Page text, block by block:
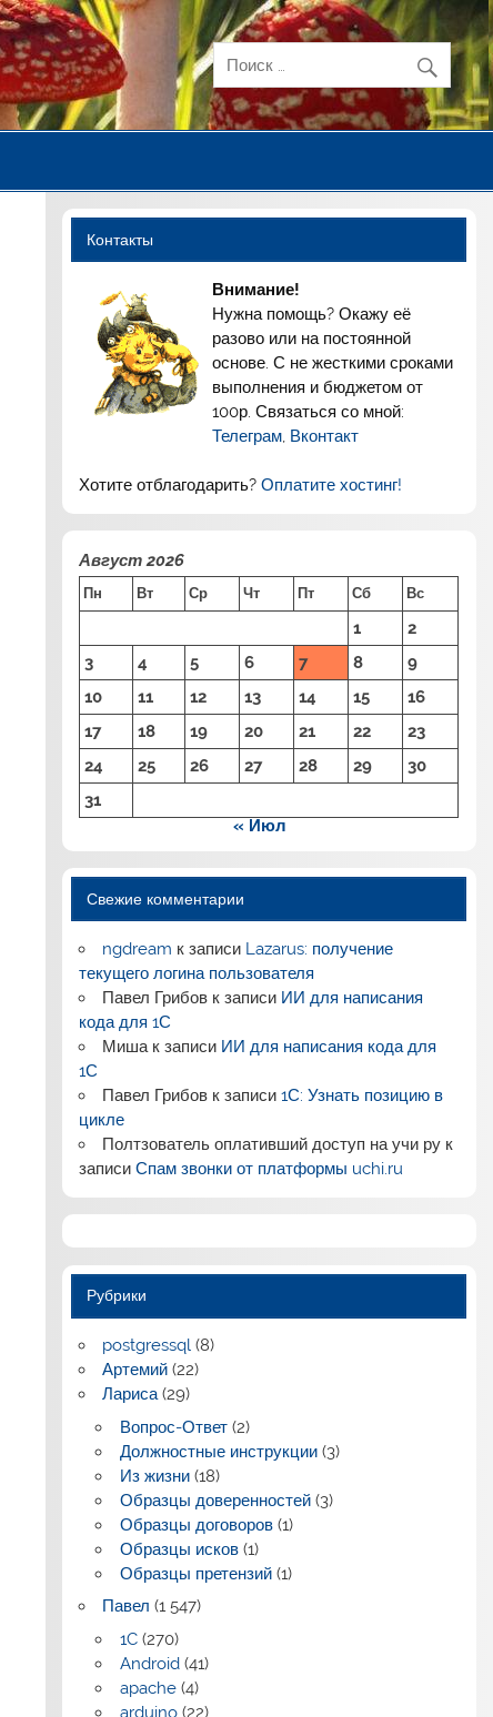
Контакты
Внимание!
Нужна помощь? Окажу её
разово или на постоянной
основе. С не жесткими сроками
выполнения и бюджетом от
100р. Связаться со мной:
Телеграм Вконтакт
Хотите отблагодарить?Оплатите хостинг!
Август 2026
Пн Вт Ср Чт Пт Сб Вс
1
2
3
4 5 6 7 8
9
10
11 12 13 14 15
16
17
18 19 20 21 22
23
24
25 26 27 28 29
30
31
« Июл
Свежие комментарии
ngdream к записи Lazarus: получение
текущего логина пользователя
Павел Грибов к записи ИИ для написания
кода для 1С
Мишак записи ИИ для написания кода для
1С
Павел Грибов к записи1С: Узнать позицию в
цикле
Полтзователь оплативший доступ на учи ру к
записиСпам звонки от платформы uchi.ru
Рубрики
postgressql (8)
Артемий (22)
Лариса(29)
Вопрос-Ответ(2)
Должностные инструкции(3)
Из жизни(18)
Образцы доверенностей(3)
Образцы договоров(1)
Образцы исков(1)
Образцы претензий(1)
Павел (1 547)
1C(270)
Android(41)
apache(4)
arduino(22)